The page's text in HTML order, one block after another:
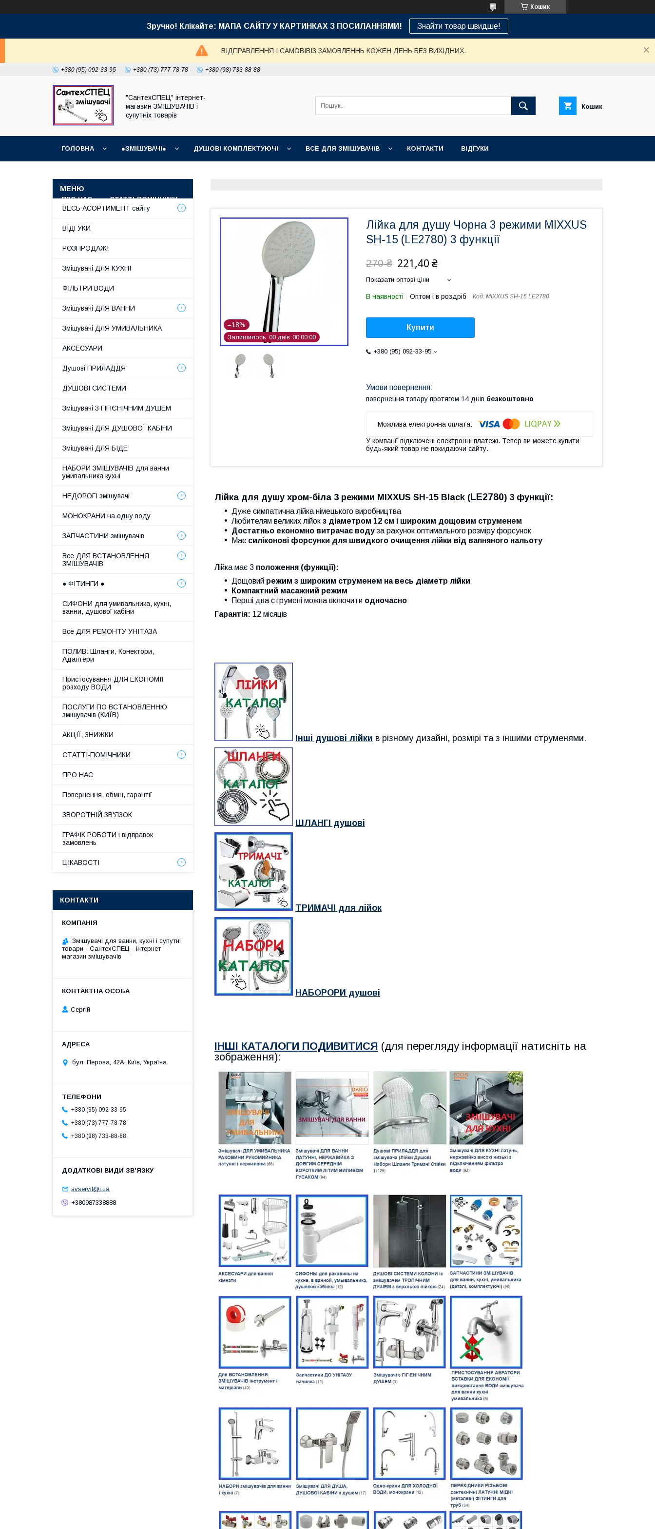
Кошик
Зручно! Клікайте: МАПА САЙТУ У КАРТИНКАХ З ПОСИЛАННЯМИ! Знайти товар швидше!
ВІДПРАВЛЕННЯ І САМОВІВІЗ ЗАМОВЛЕННЬ КОЖЕН ДЕНЬ БЕЗ ВИХІДНИХ.
+380 (95) 092-33-95 +380 (73) 777-78-78 +380 (98) 733-88-88
"СантехСПЕЦ" інтернет-
магазин ЗМІШУВАЧІВ і
супутніх товарів
Кошик
ГОЛОВНА ●ЗМІШУВАЧІ● ДУШОВІ КОМПЛЕКТУЮЧІ ВСЕ ДЛЯ ЗМІШУВАЧІВ КОНТАКТИ ВІДГУКИ
ПРО НАС СТАТТІ-ПОМІЧНИКИ
–18%
Залишилось 00 днів 00 00 00
Лійка для душу Чорна 3 режими MIXXUS
SH-15 (LE2780) 3 функції
270 ₴ 221,40 ₴
Показати оптові ціни
В наявності Оптом і в роздріб Код: MIXXUS SH-15 LE2780
Купити
+380 (95) 092-33-95
повернення товару протягом 14 днів безкоштовно
У компанії підключені електронні платежі. Тепер ви можете купити
будь-який товар не покидаючи сайту.
Лійка для душу хром-біла 3 режими MIXXUS SH-15 Black (LE2780) 3 функції:
Дуже симпатична лійка німецького виробництва
Любителям великих лійок з діаметром 12 см і широким дощовим струменем
Достатньо економно витрачає воду за рахунок оптимального розміру форсунок
Має силіконові форсунки для швидкого очищення лійки від вапняного нальоту
Лійка має 3 положення (функції):
Дощовий режим з широким струменем на весь діаметр лійки
Компактний масажний режим
Перші два струмені можна включити одночасно
Гарантія: 12 місяців
Інші душові лійки в різному дизайні, розмірі та з іншими струменями.
ШЛАНГІ душові
ТРИМАЧІ для лійок
НАБОРОРИ душові
ІНШІ КАТАЛОГИ ПОДИВИТИСЯ (для перегляду інформації натисніть на
зображення):
ВЕСЬ АСОРТИМЕНТ сайту
ВІДГУКИ
РОЗПРОДАЖ!
Змішувачі ДЛЯ КУХНІ
ФІЛЬТРИ ВОДИ
Змішувачі ДЛЯ ВАННИ
Змішувачі ДЛЯ УМИВАЛЬНИКА
АКСЕСУАРИ
Душові ПРИЛАДДЯ
ДУШОВІ СИСТЕМИ
Змішувачі З ГІГІЄНІЧНИМ ДУШЕМ
Змішувачі ДЛЯ ДУШОВОЇ КАБІНИ
Змішувачі ДЛЯ БІДЕ
НАБОРИ ЗМІШУВАЧІВ для ванни
умивальника кухні
НЕДОРОГІ змішувачі
МОНОКРАНИ на одну воду
ЗАПЧАСТИНИ змішувачів
Все ДЛЯ ВСТАНОВЛЕННЯ
ЗМІШУВАЧІВ
● ФІТИНГИ ●
СИФОНИ для умивальника, кухні,
ванни, душової кабіни
Все ДЛЯ РЕМОНТУ УНІТАЗА
ПОЛИВ: Шланги, Конектори,
Адаптери
Пристосування ДЛЯ ЕКОНОМІЇ
розходу ВОДИ
ПОСЛУГИ ПО ВСТАНОВЛЕННЮ
змішувачів (КИЇВ)
АКЦІЇ, ЗНИЖКИ
СТАТТІ-ПОМІЧНИКИ
ПРО НАС
Повернення, обмін, гарантії
ЗВОРОТНІЙ ЗВ'ЯЗОК
ГРАФІК РОБОТИ і відправок
замовлень
ЦІКАВОСТІ
КОНТАКТИ
Змішувачі для ванни, кухні і супутні
товари - СантехСПЕЦ - інтернет
магазин змішувачів
Сергій
бул. Перова, 42А, Київ, Україна
+380 (95) 092-33-95
+380 (73) 777-78-78
+380 (98) 733-88-88
svservit@i.ua
+380987338888